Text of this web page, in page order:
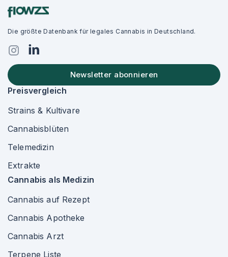
Die größte Datenbank für legales Cannabis in Deutschland.
Newsletter abonnieren
Preisvergleich
Strains & Kultivare
Cannabisblüten
Telemedizin
Extrakte
Cannabis als Medizin
Cannabis auf Rezept
Cannabis Apotheke
Cannabis Arzt
Terpene Liste